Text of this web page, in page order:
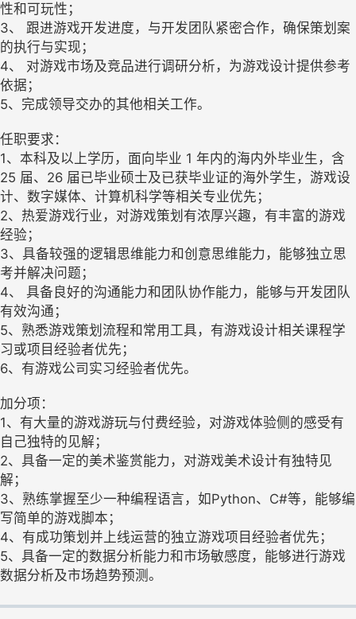
性和可玩性；
3、 跟进游戏开发进度，与开发团队紧密合作，确保策划案
的执行与实现；
4、 对游戏市场及竞品进行调研分析，为游戏设计提供参考
依据；
5、完成领导交办的其他相关工作。
任职要求：
1、本科及以上学历，面向毕业 1 年内的海内外毕业生，含
25 届、26 届已毕业硕士及已获毕业证的海外学生，游戏设
计、数字媒体、计算机科学等相关专业优先；
2、热爱游戏行业，对游戏策划有浓厚兴趣，有丰富的游戏
经验；
3、具备较强的逻辑思维能力和创意思维能力，能够独立思
考并解决问题；
4、 具备良好的沟通能力和团队协作能力，能够与开发团队
有效沟通；
5、熟悉游戏策划流程和常用工具，有游戏设计相关课程学
习或项目经验者优先；
6、有游戏公司实习经验者优先。
加分项：
1、有大量的游戏游玩与付费经验，对游戏体验侧的感受有
自己独特的见解；
2、具备一定的美术鉴赏能力，对游戏美术设计有独特见
解；
3、熟练掌握至少一种编程语言，如Python、C#等，能够编
写简单的游戏脚本；
4、有成功策划并上线运营的独立游戏项目经验者优先；
5、具备一定的数据分析能力和市场敏感度，能够进行游戏
数据分析及市场趋势预测。